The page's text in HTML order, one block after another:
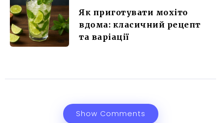
Як приготувати мохіто
вдома: класичний рецепт
та варіації
Show Comments